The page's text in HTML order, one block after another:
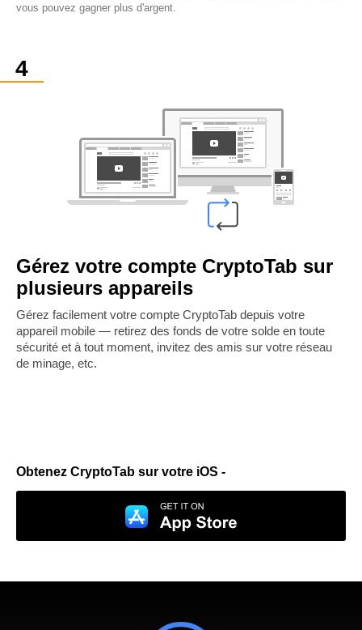
vous pouvez gagner plus d'argent.
Gérez votre compte CryptoTab sur
plusieurs appareils
Gérez facilement votre compte CryptoTab depuis votre
appareil mobile — retirez des fonds de votre solde en toute
sécurité et à tout moment, invitez des amis sur votre réseau
de minage, etc.
Obtenez CryptoTab sur votre iOS -